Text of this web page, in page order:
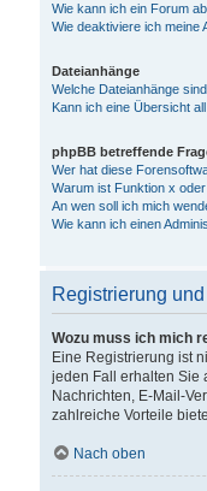
Wie kann ich ein Forum
Wie deaktiviere ich meine
Dateianhänge
Welche Dateianhänge
Kann ich eine Übersicht
phpBB betreffende
Wer hat diese
Warum ist Funktion x
An wen soll ich mich
Wie kann ich einen
Registrierung
Wozu muss ich mich
Eine Registrierung ist
jeden Fall erhalten Sie
Nachrichten, E-Mail-
zahlreiche Vorteile
Nach oben